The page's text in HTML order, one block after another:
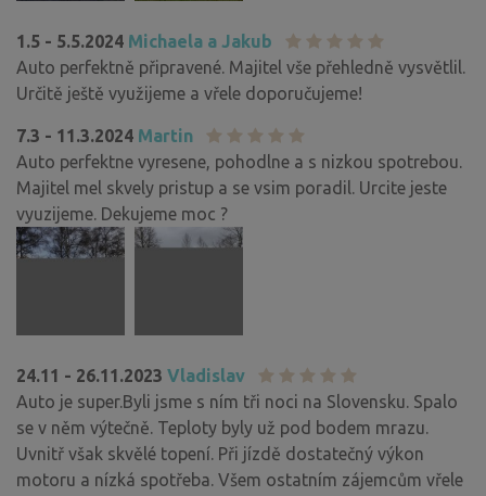
1.5 - 5.5.2024 Michaela a Jakub
Auto perfektně připravené. Majitel vše přehledně vysvětlil.
Určitě ještě využijeme a vřele doporučujeme!
7.3 - 11.3.2024 Martin
Auto perfektne vyresene, pohodlne a s nizkou spotrebou.
Majitel mel skvely pristup a se vsim poradil. Urcite jeste
vyuzijeme. Dekujeme moc ?
24.11 - 26.11.2023 Vladislav
Auto je super.Byli jsme s ním tři noci na Slovensku. Spalo
se v něm výtečně. Teploty byly už pod bodem mrazu.
Uvnitř však skvělé topení. Při jízdě dostatečný výkon
motoru a nízká spotřeba. Všem ostatním zájemcům vřele